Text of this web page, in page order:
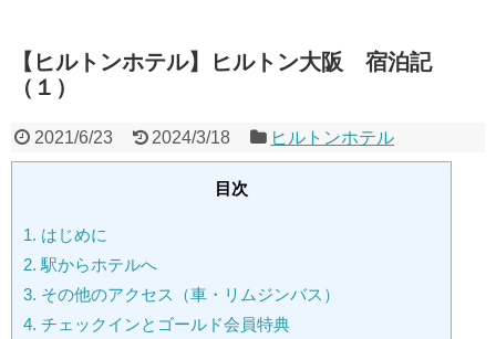
【ヒルトンホテル】ヒルトン大阪 宿泊記
（１）
2021/6/23 2024/3/18 ヒルトンホテル
目次
1. はじめに
2. 駅からホテルへ
3. その他のアクセス（車・リムジンバス）
4. チェックインとゴールド会員特典